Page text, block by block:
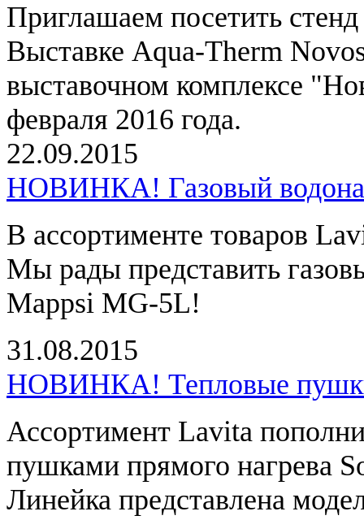
Приглашаем посетить
Выставке Aqua-Therm
выставочном комплексе
февраля 2016 года.
22.09.2015
НОВИНКА! Газовый
В ассортименте товаров
Мы рады представить
Mappsi MG-5L!
31.08.2015
НОВИНКА! Тепловые пушки
Ассортимент Lavita
пушками прямого нагрева
Линейка представлена